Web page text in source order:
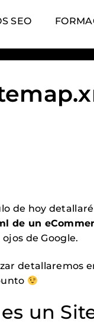
SEO
de hoy
de un
de Google.
detallaremos
un